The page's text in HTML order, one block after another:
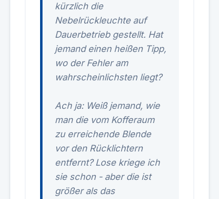
kürzlich die
Nebelrückleuchte auf
Dauerbetrieb gestellt. Hat
jemand einen heißen Tipp,
wo der Fehler am
wahrscheinlichsten liegt?
Ach ja: Weiß jemand, wie
man die vom Kofferaum
zu erreichende Blende
vor den Rücklichtern
entfernt? Lose kriege ich
sie schon - aber die ist
größer als das